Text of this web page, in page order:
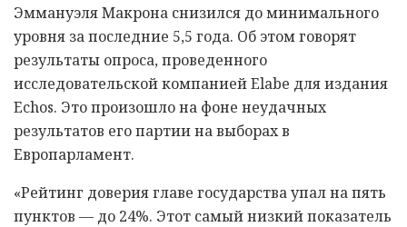
Эммануэля Макрона снизился до минимального
уровня за последние 5,5 года. Об этом говорят
результаты опроса, проведенного
исследовательской компанией Elabe для издания
Echos. Это произошло на фоне неудачных
результатов его партии на выборах в
Европарламент.
«Рейтинг доверия главе государства упал на пять
пунктов — до 24%. Этот самый низкий показатель